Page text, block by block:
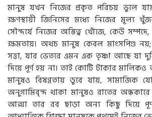
মানুষ যখন নিজের প্রকৃত পরিচয় ভুলে
ক্ষণস্থায়ী জিনিসের মধ্যে নিজের মূল্য
সৌন্দর্যে নিজের অস্তিত্ব খোঁজে, কেউ
ক্ষমতায়। অথচ মানুষ কেবল মাংসপিণ্ড
সত্তা, যার ভেতরে এমন এক তৃষ্ণা আছে যা
দিয়ে পূর্ণ হয় না। তাই কোটি টাকার মালিকও
মানুষও বিষণ্ণতায় ডুবে যায়, সামাজিক
অনুগামিবৃন্দ থাকা মানুষও রাতের
আত্মা তার রব ছাড়া অন্য কিছু দিয়ে